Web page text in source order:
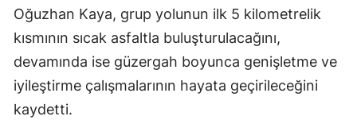
Gaziantep
Giresun
Gümüşhane
Oğuzhan Kaya, grup yolunun ilk 5 kilometrelik
kısmının sıcak asfaltla buluşturulacağını,
devamında ise güzergah boyunca genişletme ve
iyileştirme çalışmalarının hayata geçirileceğini
kaydetti.